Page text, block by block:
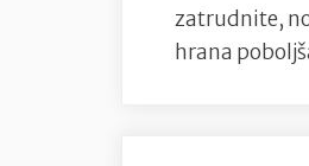
zatrudnite,
hrana